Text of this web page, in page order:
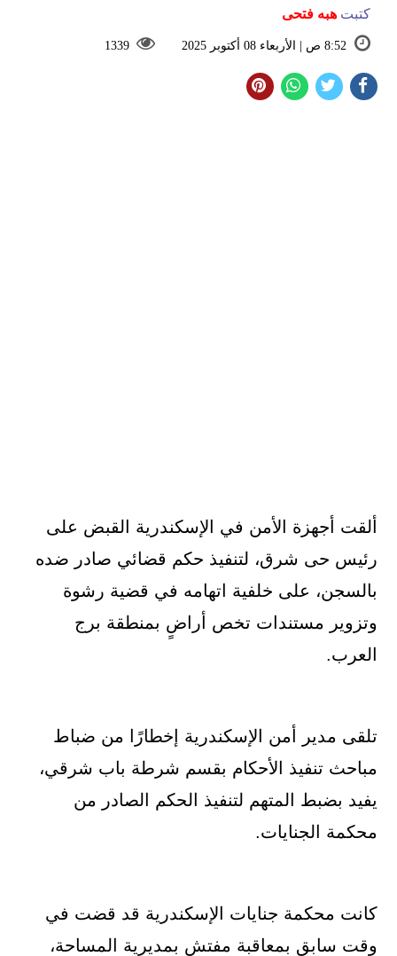
كتبت هبه فتحى
8:52 ص | الأربعاء 08 أكتوبر 2025 1339
ألقت أجهزة الأمن في الإسكندرية القبض على
رئيس حى شرق، لتنفيذ حكم قضائي صادر ضده
بالسجن، على خلفية اتهامه في قضية رشوة
وتزوير مستندات تخص أراضٍ بمنطقة برج
العرب.
تلقى مدير أمن الإسكندرية إخطارًا من ضباط
مباحث تنفيذ الأحكام بقسم شرطة باب شرقي،
يفيد بضبط المتهم لتنفيذ الحكم الصادر من
محكمة الجنايات.
كانت محكمة جنايات الإسكندرية قد قضت في
وقت سابق بمعاقبة مفتش بمديرية المساحة،